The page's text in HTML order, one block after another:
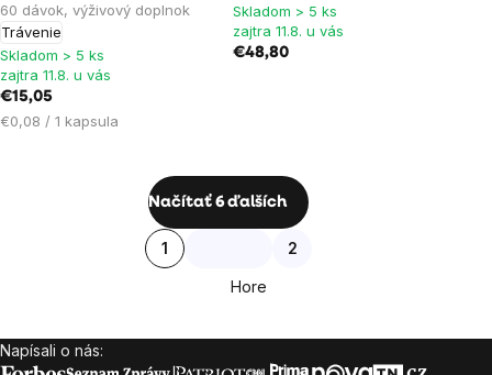
60 dávok, výživový doplnok
Trávenie
Skladom > 5 ks
zajtra 11.8. u vás
€15,05
Jednotková
€0,08 / 1 kapsula
Skladom > 5 ks
zajtra 11.8. u vás
€48,80
Ovládacie
výpisu
Načítať 6 ďalších
Stránkovanie
1 2
Hore
Zápätie
Napísali o nás: